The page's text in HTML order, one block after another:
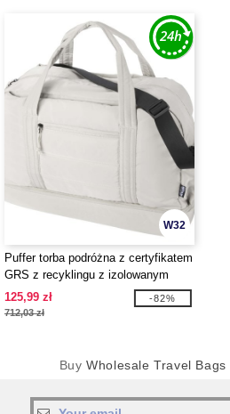
W32
Puffer torba podróżna z certyfikatem
GRS z recyklingu z izolowanym
dnem, 30 l - EgotierPro 130115
125,99 zł
712,03 zł
-82%
BuyWholesale Travel Bags